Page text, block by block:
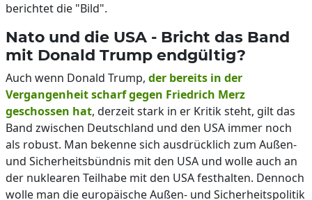
berichtet die "Bild".
Nato und die USA - Bricht das Band
mit Donald Trump endgültig?
Auch wenn Donald Trump, der bereits in der
Vergangenheit scharf gegen Friedrich Merz
geschossen hat, derzeit stark in er Kritik steht, gilt das
Band zwischen Deutschland und den USA immer noch
als robust. Man bekenne sich ausdrücklich zum Außen-
und Sicherheitsbündnis mit den USA und wolle auch an
der nuklearen Teilhabe mit den USA festhalten. Dennoch
wolle man die europäische Außen- und Sicherheitspolitik